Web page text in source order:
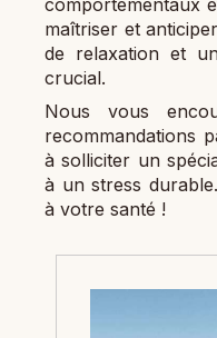
maîtriser et
de relaxation et
crucial.
Nous vous
recommandations
à solliciter un
à un stress
à votre santé !